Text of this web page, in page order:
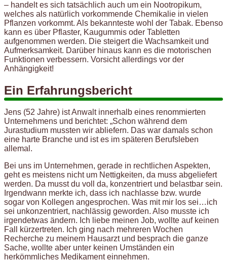
– handelt es sich tatsächlich auch um ein Nootropikum,
welches als natürlich vorkommende Chemikalie in vielen
Pflanzen vorkommt. Als bekannteste wohl der Tabak. Ebenso
kann es über Pflaster, Kaugummis oder Tabletten
aufgenommen werden. Die steigert die Wachsamkeit und
Aufmerksamkeit. Darüber hinaus kann es die motorischen
Funktionen verbessern. Vorsicht allerdings vor der
Anhängigkeit!
Ein Erfahrungsbericht
Jens (52 Jahre) ist Anwalt innerhalb eines renommierten
Unternehmens und berichtet: „Schon während dem
Jurastudium mussten wir abliefern. Das war damals schon
eine harte Branche und ist es im späteren Berufsleben
allemal.
Bei uns im Unternehmen, gerade in rechtlichen Aspekten,
geht es meistens nicht um Nettigkeiten, da muss abgeliefert
werden. Da musst du voll da, konzentriert und belastbar sein.
Irgendwann merkte ich, dass ich nachlasse bzw. wurde
sogar von Kollegen angesprochen. Was mit mir los sei…ich
sei unkonzentriert, nachlässig geworden. Also musste ich
irgendetwas ändern. Ich liebe meinen Job, wollte auf keinen
Fall kürzertreten. Ich ging nach mehreren Wochen
Recherche zu meinem Hausarzt und besprach die ganze
Sache, wollte aber unter keinen Umständen ein
herkömmliches Medikament einnehmen.